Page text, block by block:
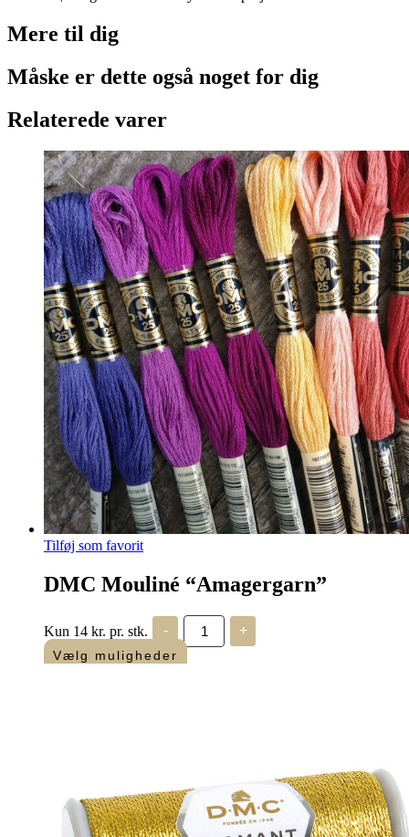
Mere til dig
Måske er dette også noget for dig
Relaterede varer
Tilføj som favorit
DMC Mouliné “Amagergarn”
Kun 14 kr. pr. stk. -
DMC
Mouliné
"Amagergarn"
antal
+
Vælg muligheder